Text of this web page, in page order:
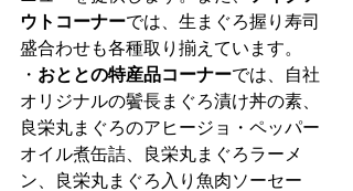
ウトコーナーでは、生まぐろ握り寿司
盛合わせも各種取り揃えています。
・ おととの特産品コーナーでは、自社
オリジナルの鬢長まぐろ漬け丼の素、
良栄丸まぐろのアヒージョ・ペッパー
オイル煮缶詰、良栄丸まぐろラーメ
ン、良栄丸まぐろ入り魚肉ソーセー